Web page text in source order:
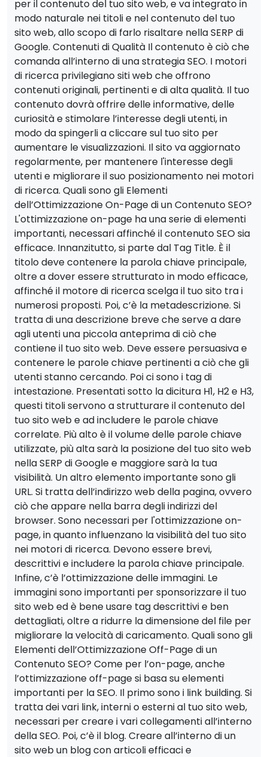
per il contenuto del tuo sito web, e va integrato in
modo naturale nei titoli e nel contenuto del tuo
sito web, allo scopo di farlo risaltare nella SERP di
Google. Contenuti di Qualità Il contenuto è ciò che
comanda all’interno di una strategia SEO. I motori
di ricerca privilegiano siti web che offrono
contenuti originali, pertinenti e di alta qualità. Il tuo
contenuto dovrà offrire delle informative, delle
curiosità e stimolare l’interesse degli utenti, in
modo da spingerli a cliccare sul tuo sito per
aumentare le visualizzazioni. Il sito va aggiornato
regolarmente, per mantenere l'interesse degli
utenti e migliorare il suo posizionamento nei motori
di ricerca. Quali sono gli Elementi
dell’Ottimizzazione On-Page di un Contenuto SEO?
L'ottimizzazione on-page ha una serie di elementi
importanti, necessari affinché il contenuto SEO sia
efficace. Innanzitutto, si parte dal Tag Title. È il
titolo deve contenere la parola chiave principale,
oltre a dover essere strutturato in modo efficace,
affinché il motore di ricerca scelga il tuo sito tra i
numerosi proposti. Poi, c’è la metadescrizione. Si
tratta di una descrizione breve che serve a dare
agli utenti una piccola anteprima di ciò che
contiene il tuo sito web. Deve essere persuasiva e
contenere le parole chiave pertinenti a ciò che gli
utenti stanno cercando. Poi ci sono i tag di
intestazione. Presentati sotto la dicitura H1, H2 e H3,
questi titoli servono a strutturare il contenuto del
tuo sito web e ad includere le parole chiave
correlate. Più alto è il volume delle parole chiave
utilizzate, più alta sarà la posizione del tuo sito web
nella SERP di Google e maggiore sarà la tua
visibilità. Un altro elemento importante sono gli
URL. Si tratta dell’indirizzo web della pagina, ovvero
ciò che appare nella barra degli indirizzi del
browser. Sono necessari per l'ottimizzazione on-
page, in quanto influenzano la visibilità del tuo sito
nei motori di ricerca. Devono essere brevi,
descrittivi e includere la parola chiave principale.
Infine, c’è l’ottimizzazione delle immagini. Le
immagini sono importanti per sponsorizzare il tuo
sito web ed è bene usare tag descrittivi e ben
dettagliati, oltre a ridurre la dimensione del file per
migliorare la velocità di caricamento. Quali sono gli
Elementi dell’Ottimizzazione Off-Page di un
Contenuto SEO? Come per l’on-page, anche
l’ottimizzazione off-page si basa su elementi
importanti per la SEO. Il primo sono i link building. Si
tratta dei vari link, interni o esterni al tuo sito web,
necessari per creare i vari collegamenti all’interno
della SEO. Poi, c’è il blog. Creare all’interno di un
sito web un blog con articoli efficaci e